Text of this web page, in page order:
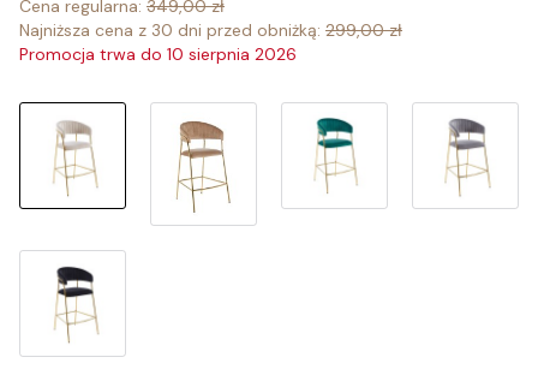
Cena regularna: 349,00 zł
Najniższa cena z 30 dni przed obniżką: 299,00 zł
Promocja trwa do 10 sierpnia 2026